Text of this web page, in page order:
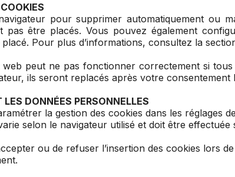
pour supprimer automatiquement ou
pas être placés. Vous pouvez également
Pour plus d’informations, consultez la
peut ne pas fonctionner correctement si
ils seront replacés après votre
DONNÉES PERSONNELLES
la gestion des cookies dans les réglages
selon le navigateur utilisé et doit être effectuée
ou de refuser l’insertion des cookies lors